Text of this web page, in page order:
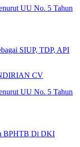
UU No. 5 Tahun
SIUP, TDP, API
CV
UU No. 5 Tahun
BPHTB Di DKI